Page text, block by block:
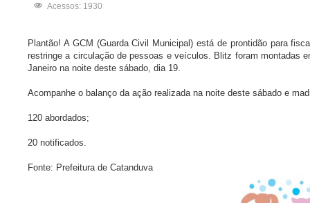
Acessos: 1930
Plantão! A GCM (Guarda Civil Municipal) está de prontidão para
restringe a circulação de pessoas e veículos. Blitz foram montadas
Janeiro na noite deste sábado, dia 19.
Acompanhe o balanço da ação realizada na noite deste sábado e
120 abordados;
20 notificados.
Fonte: Prefeitura de Catanduva